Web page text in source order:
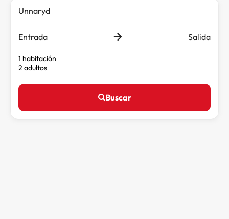
Entrada Salida
1 habitación
2 adultos
Buscar